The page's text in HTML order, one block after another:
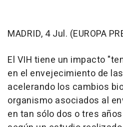
MADRID, 4 Jul. (EUROPA
El VIH tiene un impacto
en el envejecimiento de
acelerando los cambios
organismo asociados al
en tan sólo dos o tres